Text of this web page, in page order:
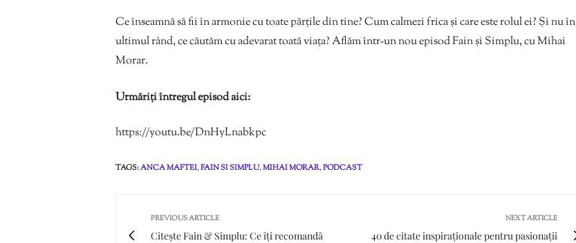
Ce înseamnă să fii în armonie cu toate părțile din tine? Cum calmezi frica și care este rolul ei? Și nu în
ultimul rând, ce căutăm cu adevarat toată viața? Aflăm într-un nou episod Fain și Simplu, cu Mihai
Morar.
Urmăriți întregul episod aici:
https://youtu.be/DnHyLnabkpc
TAGS:ANCA MAFTEI,FAIN SI SIMPLU,MIHAI MORAR,PODCAST
PREVIOUS ARTICLE
Citește Fain & Simplu: Ce îți recomandă
NEXT ARTICLE
40 de citate inspiraționale pentru pasionații